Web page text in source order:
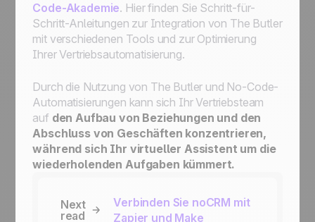
Code-Akademie. Hier finden Sie Schritt-für-
Schritt-Anleitungen zur Integration von The Butler
mit verschiedenen Tools und zur Optimierung
Ihrer Vertriebsautomatisierung.
Durch die Nutzung von The Butler und No-Code-
Automatisierungen kann sich Ihr Vertriebsteam
auf den Aufbau von Beziehungen und den
Abschluss von Geschäften konzentrieren,
während sich Ihr virtueller Assistent um die
wiederholenden Aufgaben kümmert.
Next
read
Verbinden Sie noCRM mit
Zapier und Make